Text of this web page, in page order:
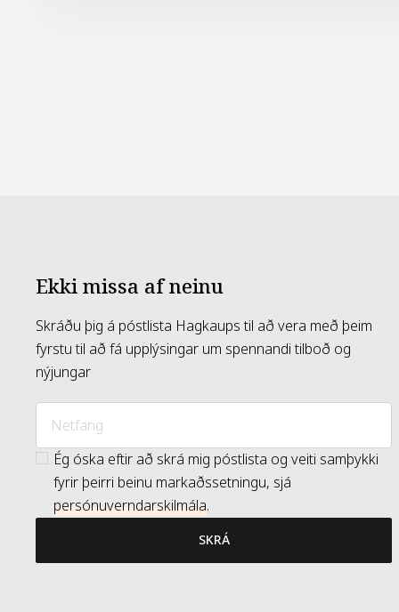
Ekki missa af neinu
Skráðu þig á póstlista Hagkaups til að vera með þeim
fyrstu til að fá upplýsingar um spennandi tilboð og
nýjungar
Ég óska eftir að skrá mig póstlista og veiti samþykki
fyrir þeirri beinu markaðssetningu, sjá
persónuverndarskilmála.
SKRÁ